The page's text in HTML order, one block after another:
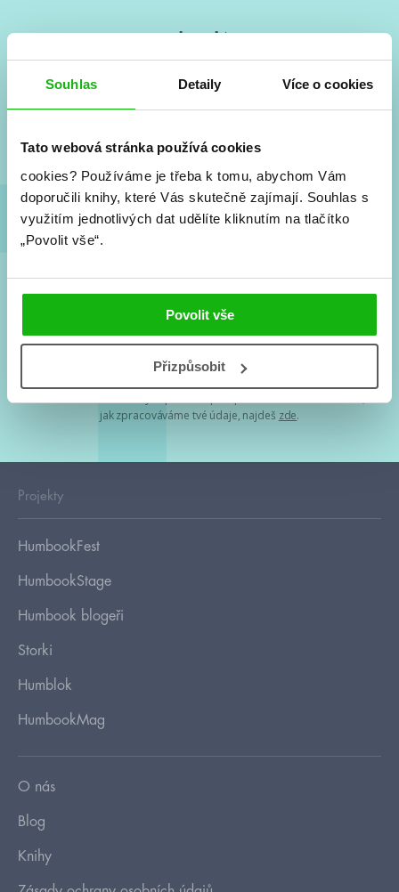
Souhlas Detaily Více o cookies
Tato webová stránka používá cookies
cookies? Používáme je třeba k tomu, abychom Vám
doporučili knihy, které Vás skutečně zajímají. Souhlas s
využitím jednotlivých dat udělíte kliknutím na tlačítko
„Povolit vše“.
Povolit vše
Přizpůsobit
Vše kolem #youngadult každý měsíc rovnou do mailu!
a seriálové adaptace a další.
Souhlasím spodmínkami zpracování osobních údajů
Tvá e-mailová adresa je u nás v bezpečí. Přečti si
jak zpracováváme tvé údaje, najdeš zde.
Projekty
HumbookFest
HumbookStage
Humbook blogeři
Storki
Humblok
HumbookMag
O nás
Blog
Knihy